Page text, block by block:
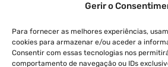
Gerir o
Para fornecer as melhores experiências,
cookies para armazenar e/ou aceder a
Consentir com essas tecnologias nos
comportamento de navegação ou IDs
Norte Moda: Loja Online
Vende 296 Artigos Em 5
Saiba como a loja online da